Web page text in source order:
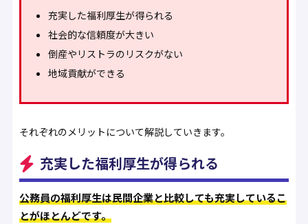
充実した福利厚生が得られる
社会的な信頼度が大きい
倒産やリストラのリスクがない
地域貢献ができる
それぞれのメリットについて解説していきます。
充実した福利厚生が得られる
公務員の福利厚生は民間企業と比較しても充実しているこ
とがほとんどです。